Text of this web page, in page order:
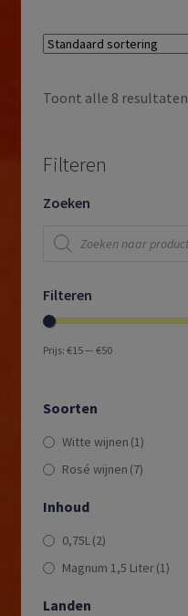
Toont alle 8 resultaten
Filteren
Zoeken
Producten
zoeken
Filteren
Prijs: €15— €50
Soorten
Witte wijnen (1)
Rosé wijnen (7)
Inhoud
0,75L(2)
Magnum 1,5 Liter(1)
Landen